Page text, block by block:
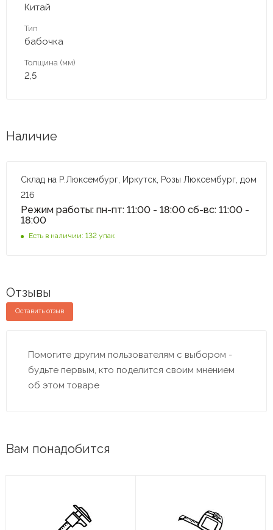
Китай
Тип
бабочка
Толщина (мм)
2,5
Наличие
Склад на Р.Люксембург, Иркутск, Розы Люксембург, дом
216
Режим работы: пн-пт: 11:00 - 18:00 сб-вс: 11:00 -
18:00
Есть в наличии: 132 упак
Отзывы
Оставить отзыв
Помогите другим пользователям с выбором -
будьте первым, кто поделится своим мнением
об этом товаре
Вам понадобится